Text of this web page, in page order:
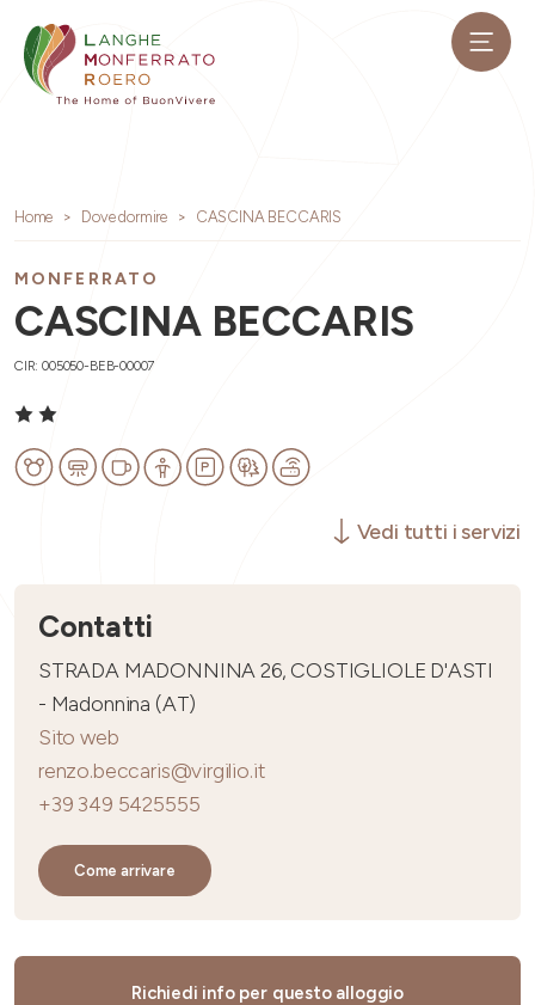
Home Dove dormire CASCINA BECCARIS
MONFERRATO
CASCINA BECCARIS
CIR: 005050-BEB-00007
Vedi tutti i servizi
Contatti
STRADA MADONNINA 26, COSTIGLIOLE D'ASTI
- Madonnina (AT)
Sito web
renzo.beccaris@virgilio.it
+39 349 5425555
Come arrivare
Richiedi info per questo alloggio